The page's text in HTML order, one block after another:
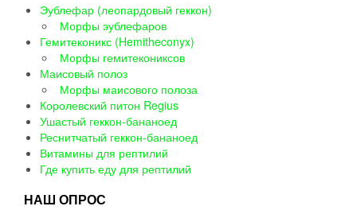
Эублефар (леопардовый геккон)
Морфы эублефаров
Гемитеконикс (Hemitheconyx)
Морфы гемитекониксов
Маисовый полоз
Морфы маисового полоза
Королевский питон Regius
Ушастый геккон-бананоед
Реснитчатый геккон-бананоед
Витамины для рептилий
Где купить еду для рептилий
НАШ ОПРОС